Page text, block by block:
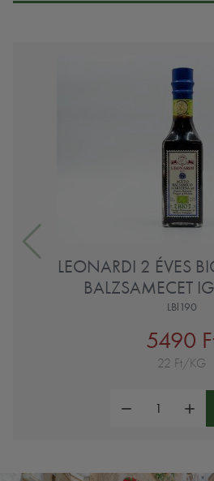
LEONARDI 2 ÉVES
BALZSAMECET
LBl190
5490
22 Ft/KG